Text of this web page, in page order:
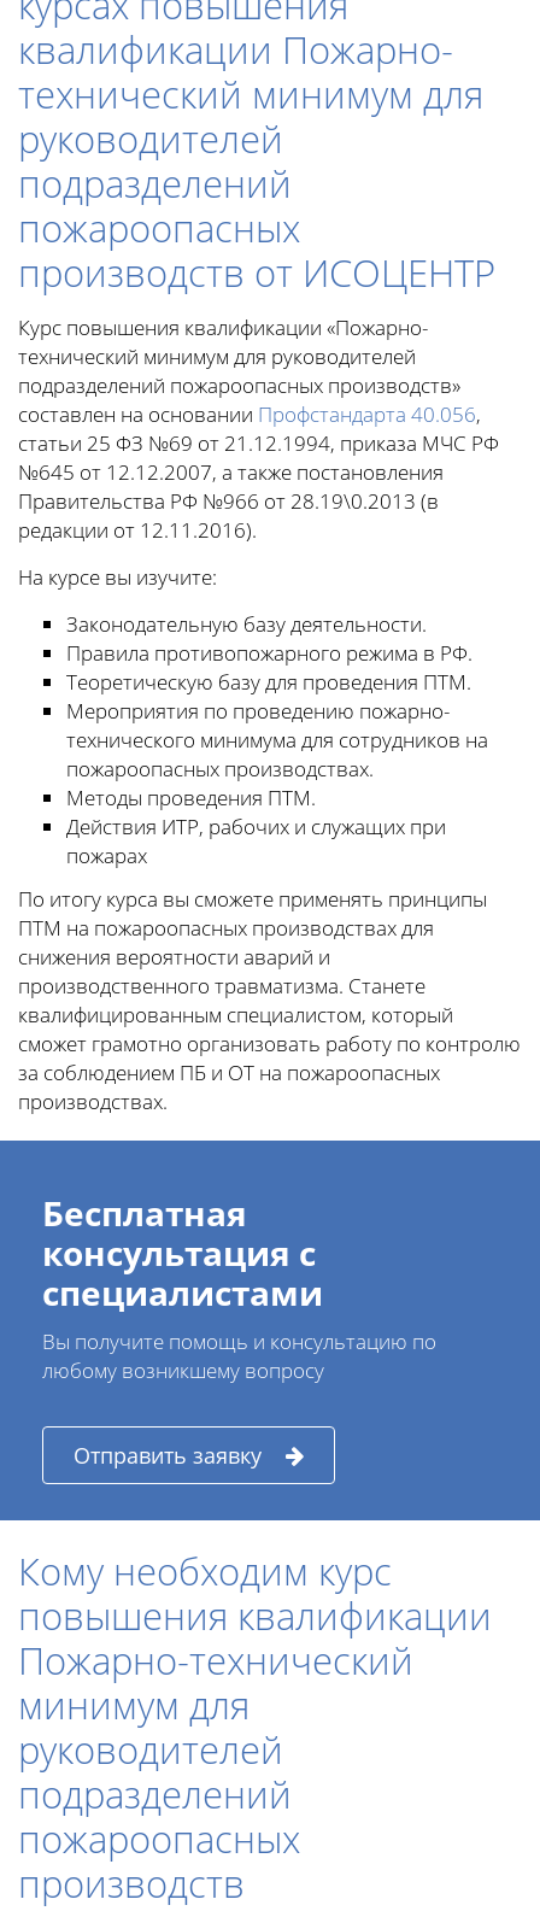
квалификации Пожарно-
технический минимум для
руководителей
подразделений
пожароопасных
производств от ИСОЦЕНТР
Курс повышения квалификации «Пожарно-
технический минимум для руководителей
подразделений пожароопасных производств»
составлен на основании Профстандарта 40.056,
статьи 25 ФЗ №69 от 21.12.1994, приказа МЧС РФ
№645 от 12.12.2007, а также постановления
Правительства РФ №966 от 28.19\0.2013 (в
редакции от 12.11.2016).
На курсе вы изучите:
Законодательную базу деятельности.
Правила противопожарного режима в РФ.
Теоретическую базу для проведения ПТМ.
Мероприятия по проведению пожарно-
технического минимума для сотрудников на
пожароопасных производствах.
Методы проведения ПТМ.
Действия ИТР, рабочих и служащих при
пожарах
По итогу курса вы сможете применять принципы
ПТМ на пожароопасных производствах для
снижения вероятности аварий и
производственного травматизма. Станете
квалифицированным специалистом, который
сможет грамотно организовать работу по контролю
за соблюдением ПБ и ОТ на пожароопасных
производствах.
Бесплатная
консультация с
специалистами
Вы получите помощь и консультацию по
любому возникшему вопросу
Отправить заявку
Кому необходим курс
повышения квалификации
Пожарно-технический
минимум для
руководителей
подразделений
пожароопасных
производств